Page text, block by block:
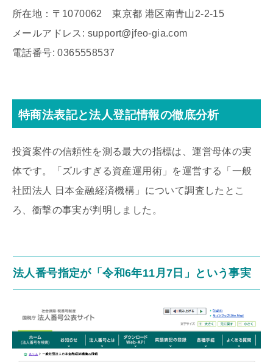
所在地：〒1070062 東京都 港区南青山2-2-15
メールアドレス: support@jfeo-gia.com
電話番号: 0365558537
特商法表記と法人登記情報の徹底分析
投資案件の信頼性を測る最大の指標は、運営母体の実
体です。「ズルすぎる資産運用術」を運営する「一般
社団法人 日本金融経済機構」について調査したとこ
ろ、衝撃の事実が判明しました。
法人番号指定が「令和6年11月7日」という事実